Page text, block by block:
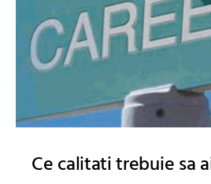
Ce calitati trebuie sa